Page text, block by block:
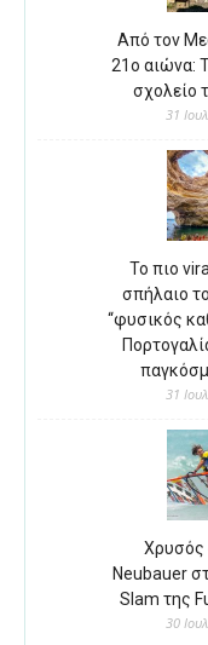
Από τον
21ο αιώνα:
σχολείο
31
Το πιο
σπήλαιο
“φυσικός
31
Χρυσός
Neubauer
Slam της
30